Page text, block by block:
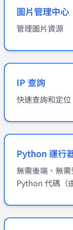
圖片管理中心
管理圖片資源
IP 查詢
快速查詢和定
Python 運行
無需後端、無
Python 代碼（